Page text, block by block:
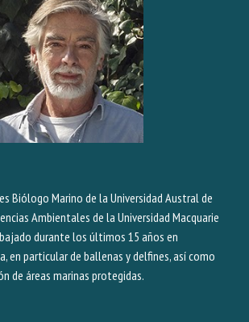
es Biólogo Marino de la Universidad Austral de
Ambientales de la Universidad Macquarie
durante los últimos 15 años en
en particular de ballenas y delfines, así como
de áreas marinas protegidas.